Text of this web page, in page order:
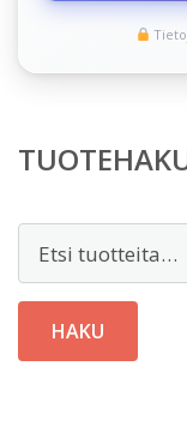
HAKU